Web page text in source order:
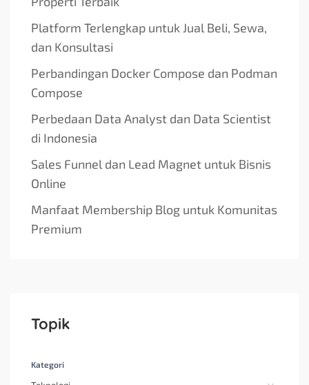
Platform Terlengkap untuk Jual Beli, Sewa,
dan Konsultasi
Perbandingan Docker Compose dan Podman
Compose
Perbedaan Data Analyst dan Data Scientist
di Indonesia
Sales Funnel dan Lead Magnet untuk Bisnis
Online
Manfaat Membership Blog untuk Komunitas
Premium
Topik
Kategori